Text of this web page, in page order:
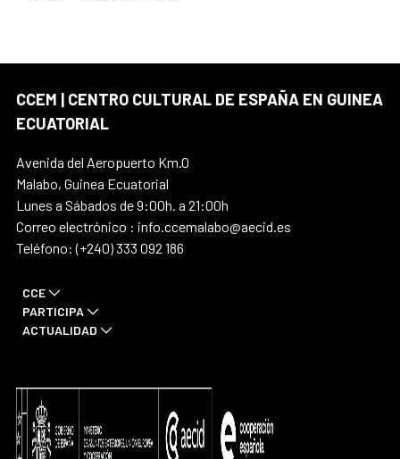
CCEM | CENTRO CULTURAL DE ESPAÑA EN GUINEA
ECUATORIAL
Avenida del Aeropuerto Km.0
Malabo, Guinea Ecuatorial
Lunes a Sábados de 9:00h. a 21:00h
Correo electrónico : info.ccemalabo@aecid.es
Teléfono: (+240) 333 092 186
CCE
PARTICIPA
ACTUALIDAD